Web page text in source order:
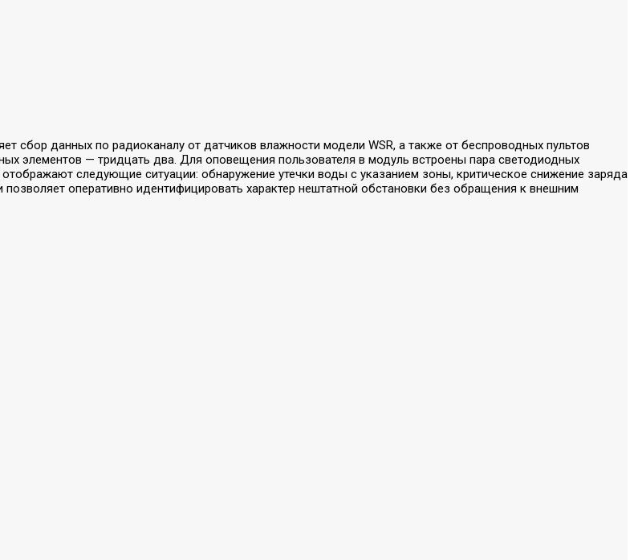
сбор данных по радиоканалу от датчиков влажности модели WSR, а также от беспроводных пультов
элементов — тридцать два. Для оповещения пользователя в модуль встроены пара светодиодных
следующие ситуации: обнаружение утечки воды с указанием зоны, критическое снижение заряда
оперативно идентифицировать характер нештатной обстановки без обращения к внешним